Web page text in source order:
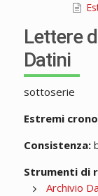
Lettere
Datini
sottoserie
Estremi
Consistenza:
Strumenti di
Archivio